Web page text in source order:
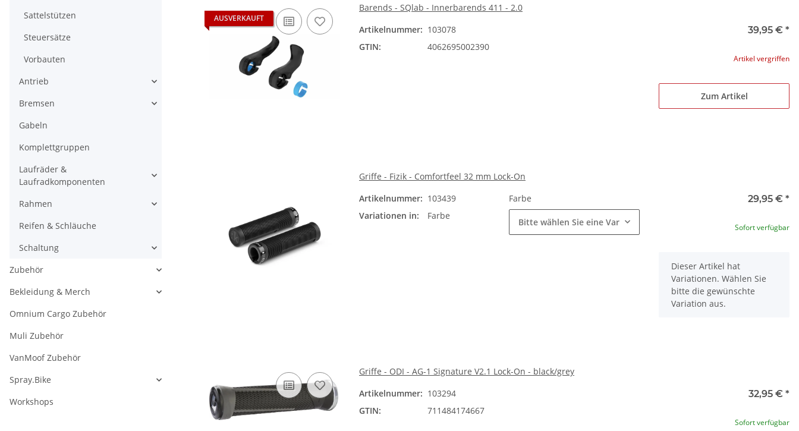
AUSVERKAUFT
Barends - SQlab - Innerbarends 411 - 2.0
Artikelnummer: 103078
GTIN:
4062695002390
39,95 € *
Artikel vergriffen
Zum Artikel
Griffe - Fizik - Comfortfeel 32 mm Lock-On
Artikelnummer: 103439
Variationen in:
Farbe
Farbe
Bitte wählen Sie eine Variation.
29,95 € *
Sofort verfügbar
x
Dieser Artikel hat
Variationen. Wählen Sie
bitte die gewünschte
Variation aus.
Griffe - ODI - AG-1 Signature V2.1 Lock-On - black/grey
Artikelnummer: 103294
GTIN:
711484174667
32,95 € *
Sofort verfügbar
Sattelstützen
Steuersätze
Vorbauten
Antrieb
Bremsen
Gabeln
Komplettgruppen
Laufräder &
Laufradkomponenten
Rahmen
Reifen & Schläuche
Schaltung
Zubehör
Bekleidung & Merch
Omnium Cargo Zubehör
Muli Zubehör
VanMoof Zubehör
Spray.Bike
Workshops